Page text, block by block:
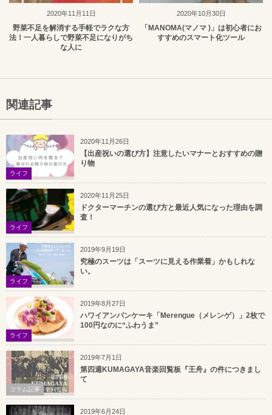
2020年11月11日
野菜不足を解消する手軽でラクな方
法！一人暮らしで野菜不足になりがち
な人に
2020年10月30日
「MANOMA(マノマ )」は初心者にお
すすめのスマート化ツール
関連記事
2020年11月26日
ライフ
【出産祝いの選び方】注意したいマナーとおすすめの贈
り物
2020年11月25日
ライフ
ドクターマーチンの選び方と最近人気になった理由を調
査！
2019年9月19日
ライフ
究極のスーツは「スーツに見える作業着」かもしれな
い。
2019年8月27日
ライフ
ハワイアンパンケーキ「Merengue（メレンゲ）」2枚で
100円なのに“ふわうま”
2019年7月1日
コラム記事
第四週KUMAGAYA音楽回覧板『王舟』の件につきまし
て
2019年6月24日